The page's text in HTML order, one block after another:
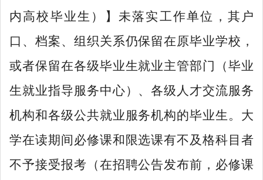
内高校毕业生）】未落实工作单位，其户
口、档案、组织关系仍保留在原毕业学校，
或者保留在各级毕业生就业主管部门（毕业
生就业指导服务中心）、各级人才交流服务
机构和各级公共就业服务机构的毕业生。大
学在读期间必修课和限选课有不及格科目者
不予接受报考（在招聘公告发布前，必修课